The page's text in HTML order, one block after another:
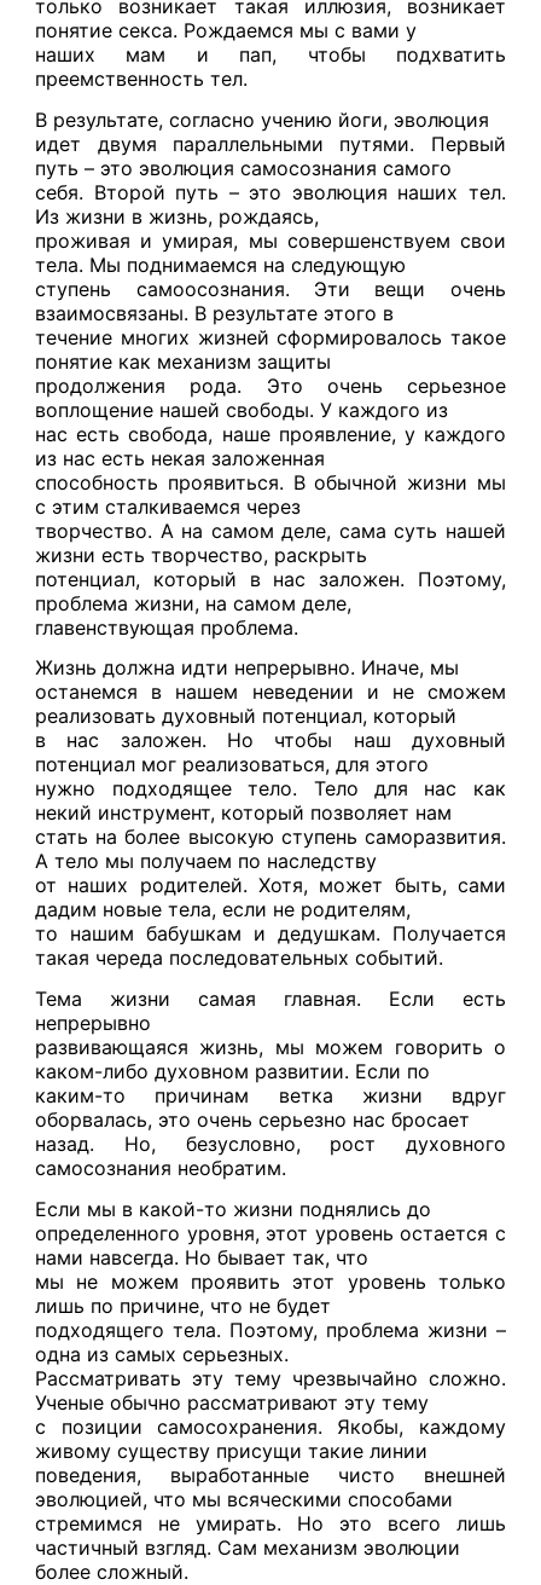
только возникает такая иллюзия, возникает
понятие секса. Рождаемся мы с вами у
наших мам и пап, чтобы подхватить
преемственность тел.
В результате, согласно учению йоги, эволюция
идет двумя параллельными путями. Первый
путь – это эволюция самосознания самого
себя. Второй путь – это эволюция наших тел.
Из жизни в жизнь, рождаясь,
проживая и умирая, мы совершенствуем свои
тела. Мы поднимаемся на следующую
ступень самоосознания. Эти вещи очень
взаимосвязаны. В результате этого в
течение многих жизней сформировалось такое
понятие как механизм защиты
продолжения рода. Это очень серьезное
воплощение нашей свободы. У каждого из
нас есть свобода, наше проявление, у каждого
из нас есть некая заложенная
способность проявиться. В обычной жизни мы
с этим сталкиваемся через
творчество. А на самом деле, сама суть нашей
жизни есть творчество, раскрыть
потенциал, который в нас заложен. Поэтому,
проблема жизни, на самом деле,
главенствующая проблема.
Жизнь должна идти непрерывно. Иначе, мы
останемся в нашем неведении и не сможем
реализовать духовный потенциал, который
в нас заложен. Но чтобы наш духовный
потенциал мог реализоваться, для этого
нужно подходящее тело. Тело для нас как
некий инструмент, который позволяет нам
стать на более высокую ступень саморазвития.
А тело мы получаем по наследству
от наших родителей. Хотя, может быть, сами
дадим новые тела, если не родителям,
то нашим бабушкам и дедушкам. Получается
такая череда последовательных событий.
Тема жизни самая главная. Если есть
непрерывно
развивающаяся жизнь, мы можем говорить о
каком-либо духовном развитии. Если по
каким-то причинам ветка жизни вдруг
оборвалась, это очень серьезно нас бросает
назад. Но, безусловно, рост духовного
самосознания необратим.
Если мы в какой-то жизни поднялись до
определенного уровня, этот уровень остается с
нами навсегда. Но бывает так, что
мы не можем проявить этот уровень только
лишь по причине, что не будет
подходящего тела. Поэтому, проблема жизни –
одна из самых серьезных.
Рассматривать эту тему чрезвычайно сложно.
Ученые обычно рассматривают эту тему
с позиции самосохранения. Якобы, каждому
живому существу присущи такие линии
поведения, выработанные чисто внешней
эволюцией, что мы всяческими способами
стремимся не умирать. Но это всего лишь
частичный взгляд. Сам механизм эволюции
более сложный.